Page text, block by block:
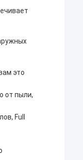
это
от пыли,
Full